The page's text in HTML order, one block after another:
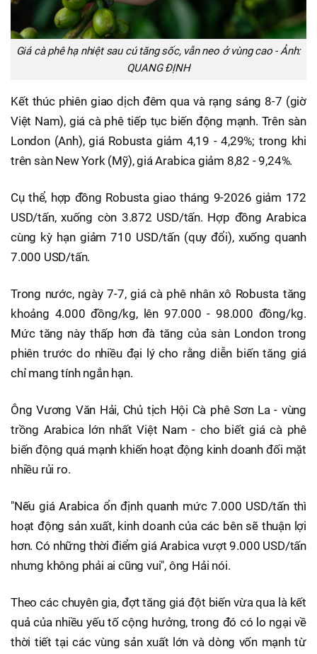
Giá cà phê hạ nhiệt sau cú tăng sốc, vẫn neo ở vùng cao - Ảnh:
QUANG ĐỊNH
Kết thúc phiên giao dịch đêm qua và rạng sáng 8-7 (giờ
Việt Nam), giá cà phê tiếp tục biến động mạnh. Trên sàn
London (Anh), giá Robusta giảm 4,19 - 4,29%; trong khi
trên sàn New York (Mỹ), giá Arabica giảm 8,82 - 9,24%.
Cụ thể, hợp đồng Robusta giao tháng 9-2026 giảm 172
USD/tấn, xuống còn 3.872 USD/tấn. Hợp đồng Arabica
cùng kỳ hạn giảm 710 USD/tấn (quy đổi), xuống quanh
7.000 USD/tấn.
Trong nước, ngày 7-7, giá cà phê nhân xô Robusta tăng
khoảng 4.000 đồng/kg, lên 97.000 - 98.000 đồng/kg.
Mức tăng này thấp hơn đà tăng của sàn London trong
phiên trước do nhiều đại lý cho rằng diễn biến tăng giá
chỉ mang tính ngắn hạn.
Ông Vương Văn Hải, Chủ tịch Hội Cà phê Sơn La - vùng
trồng Arabica lớn nhất Việt Nam - cho biết giá cà phê
biến động quá mạnh khiến hoạt động kinh doanh đối mặt
nhiều rủi ro.
"Nếu giá Arabica ổn định quanh mức 7.000 USD/tấn thì
hoạt động sản xuất, kinh doanh của các bên sẽ thuận lợi
hơn. Có những thời điểm giá Arabica vượt 9.000 USD/tấn
nhưng không phải ai cũng vui", ông Hải nói.
Theo các chuyên gia, đợt tăng giá đột biến vừa qua là kết
quả của nhiều yếu tố cộng hưởng, trong đó có lo ngại về
thời tiết tại các vùng sản xuất lớn và dòng vốn mạnh từ